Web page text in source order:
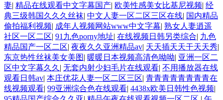
妻| 精品在线观看中文字幕国产| 欧美性感美女比基尼视频| 经
典三级韩国久久久丝袜| 中文人妻一区二区三区在线| 国内精品
偷拍福利视频| 成年人视频网站www中文字幕| 熟女人妻逍遥
社区一区二区| 91九色porny地址| 在线视频日韩另类综合| 九色
精品国产一区二区| 夜夜久久亚洲精品av| 天天插天天干天天秀|
东京热性丝袜美女美图| 暖暖日本视频高清色呦呦| 亚洲一区二
区中文字幕久久 | 无套内射少妇毛片在线观看| 不用播放器在线
观看日韩av| 本庄优花人妻一区二区三区| 青青青青青青青青在
线视频观看| 99亚洲综合色在线观看| 4438x欧美日韩性色视频|